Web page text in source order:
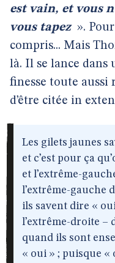
est vain, et vous
vous tapez ».
compris... Mais
là. Il se lance dans
finesse toute
d’être citée in
Les gilets jaunes
et c’est pour ça
et l’extrême-
l’extrême-gauche
ils savent dire «
l’extrême-droite –
quand ils sont
« oui » ; puisque «